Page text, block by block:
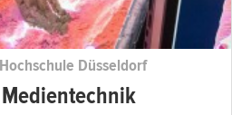
Düsseldorf